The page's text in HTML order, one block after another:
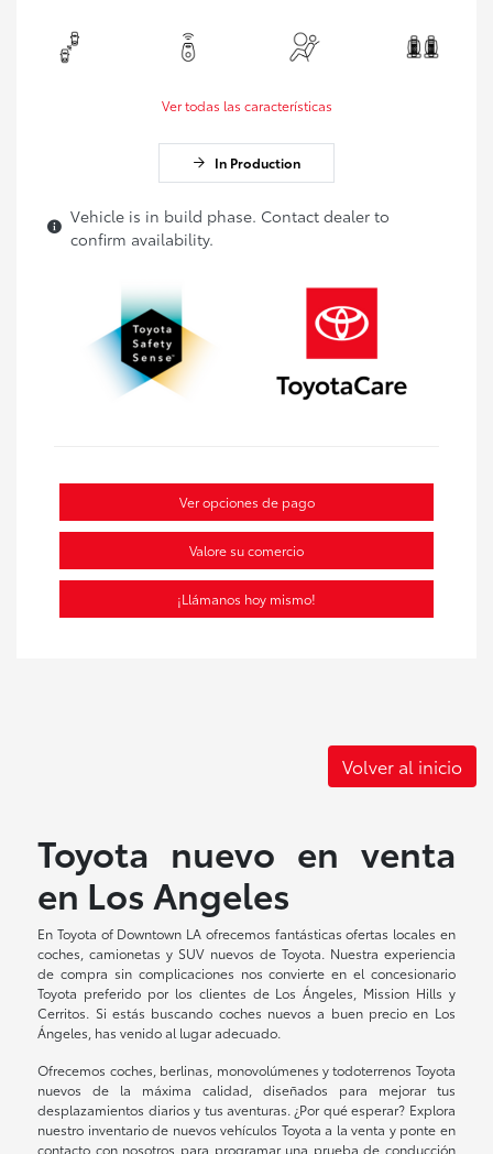
Ver todas las características
In Production
Vehicle is in build phase. Contact dealer to
confirm availability.
Ver opciones de pago
Valore su comercio
¡Llámanos hoy mismo!
Volver al inicio
Toyota nuevo en venta
en Los Angeles
En Toyota of Downtown LA ofrecemos fantásticas ofertas locales en
coches, camionetas y SUV nuevos de Toyota. Nuestra experiencia
de compra sin complicaciones nos convierte en el concesionario
Toyota preferido por los clientes de Los Ángeles, Mission Hills y
Cerritos. Si estás buscando coches nuevos a buen precio en Los
Ángeles, has venido al lugar adecuado.
Ofrecemos coches, berlinas, monovolúmenes y todoterrenos Toyota
nuevos de la máxima calidad, diseñados para mejorar tus
desplazamientos diarios y tus aventuras. ¿Por qué esperar? Explora
nuestro inventario de nuevos vehículos Toyota a la venta y ponte en
contacto con nosotros para programar una prueba de conducción